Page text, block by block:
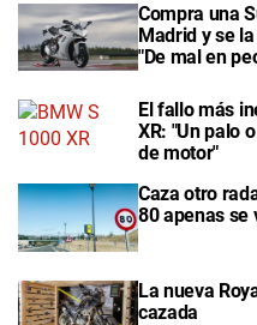
Compra una
Madrid y se
"De mal en
El fallo más
XR: "Un palo
de motor"
Caza otro
80 apenas se
La nueva
cazada